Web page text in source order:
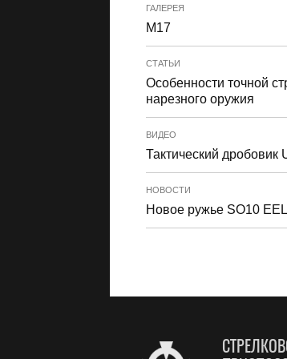
ГАЛЕРЕЯ
M17
СТАТЬИ
Особенности точной
нарезного оружия
ВИДЕО
Тактический дробовик
НОВОСТИ
Новое ружье SO10